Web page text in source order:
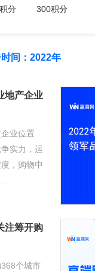
分 300积分
间：2022年
地产企业
业位置
实力，运
，购物中
、运营能
，评价零
能力，发
注筹开购
个城市